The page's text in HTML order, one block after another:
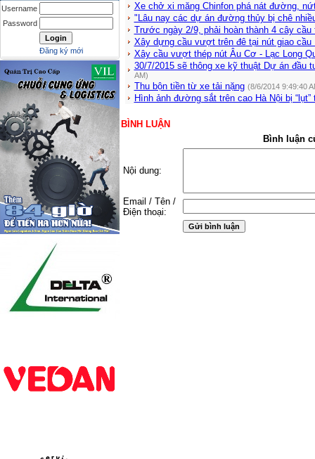
Username
Password
Đăng ký mới
Xe chở xi măng Chinfon phá nát đường,
"Lâu nay các dự án đường thủy bị chê
Trước ngày 2/9, phải hoàn thành 4 cây cầu
Xây dựng cầu vượt trên đê tại nút giao cầu
Xây cầu vượt thép nút Âu Cơ - Lạc Long
30/7/2015 sẽ thông xe kỹ thuật Dự án đầu
AM)
Thu bộn tiền từ xe tải nặng (8/6/2014 9:49:40
Hình ảnh đường sắt trên cao Hà Nội bị “lụt”
BÌNH LUẬN
Bình luận
Nội dung:
Email / Tên /
Điện thoại: